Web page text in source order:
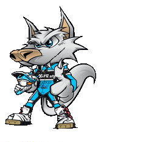
contenuto